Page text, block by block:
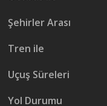
Şehirler Arası
Tren ile
Uçuş Süreleri
Yol Durumu